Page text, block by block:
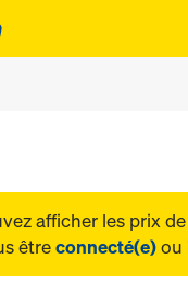
afficher les prix
êtreconnecté(e)ou